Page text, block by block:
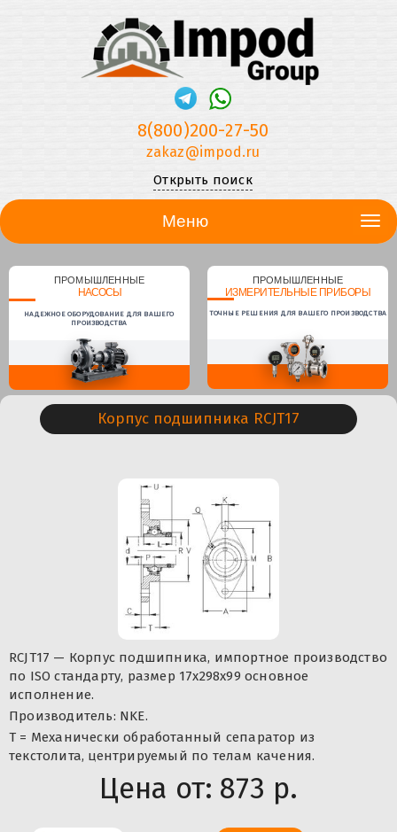
8(800)200-27-50
zakaz@impod.ru
Открыть поиск
Меню
ПРОМЫШЛЕННЫЕ
НАСОСЫ
НАДЕЖНОЕ ОБОРУДОВАНИЕ ДЛЯ ВАШЕГО
ПРОИЗВОДСТВА
ПРОМЫШЛЕННЫЕ
ИЗМЕРИТЕЛЬНЫЕ ПРИБОРЫ
ТОЧНЫЕ РЕШЕНИЯ ДЛЯ ВАШЕГО ПРОИЗВОДСТВА
Корпус подшипника RCJT17
RCJT17 — Корпус подшипника, импортное производство
по ISO стандарту, размер 17x298x99 основное
исполнение.
Производитель: NKE.
T = Механически обработанный сепаратор из
текстолита, центрируемый по телам качения.
Цена от: 873 р.